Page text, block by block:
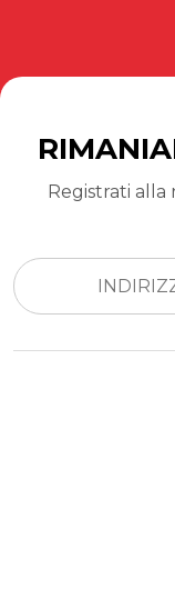
Registrati